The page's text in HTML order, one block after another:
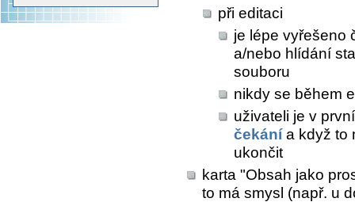
při editaci
je lépe vyřešeno
a/nebo hlídání
souboru
nikdy se během
uživateli je v
čekánía když to
ukončit
karta "Obsah jako
to má smysl (např. u